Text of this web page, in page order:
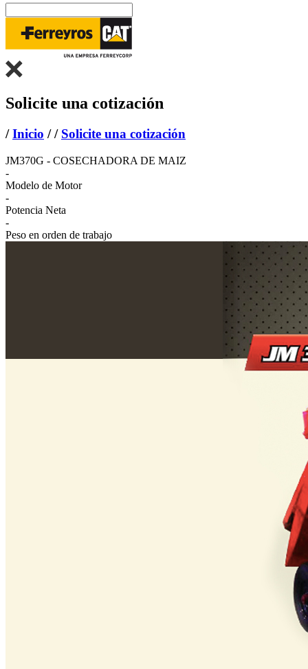
Solicite una cotización
/Inicio // Solicite una cotización
JM370G - COSECHADORA DE MAIZ
-
Modelo de Motor
-
Potencia Neta
-
Peso en orden de trabajo